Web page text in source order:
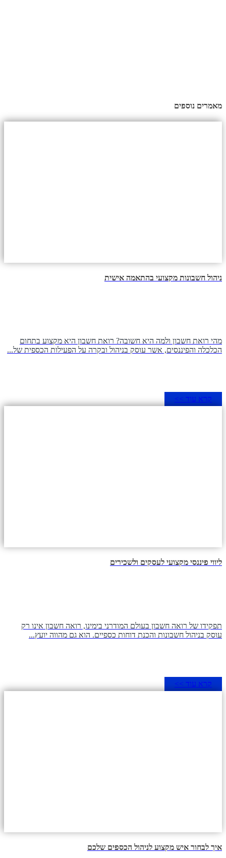
מאמרים נוספים
ניהול חשבונות מקצועי בהתאמה אישית
מהי רואת חשבון ולמה היא חשובה? רואת חשבון היא מקצוע בתחום
הכלכלה והפיננסים, אשר עוסק בניהול ובקרה על הפעילות הכספית של...
קרא עוד >>
ליווי פיננסי מקצועי לעסקים ולשכירים
תפקידו של רואה חשבון בעולם המודרני בימינו, רואה חשבון אינו רק
עוסק בניהול חשבונות והכנת דוחות כספיים. הוא גם מהווה יועץ...
קרא עוד >>
איך לבחור איש מקצוע לניהול הכספים שלכם